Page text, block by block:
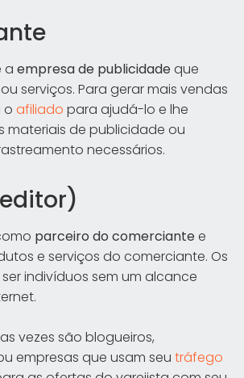
a empresa de publicidadeque
serviços. Para gerar mais vendas
o afiliado para ajudá-lo e lhe
materiais de publicidade ou
necessários.
parceiro do comerciantee
e serviços do comerciante. Os
indivíduos sem um alcance
vezes são blogueiros,
empresas que usam seu tráfego